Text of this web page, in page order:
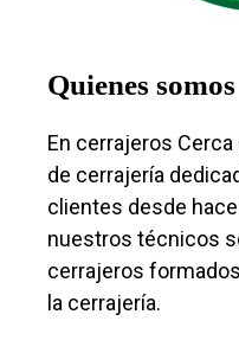
Quienes somos
En cerrajeros
de cerrajería
clientes desde
nuestros técnicos
cerrajeros
la cerrajería.